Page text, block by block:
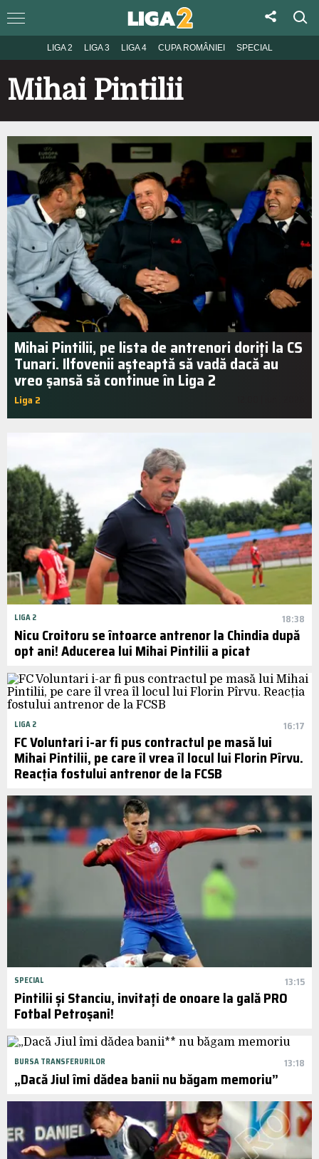
LIGA 2 LIGA 3 LIGA 4 CUPA ROMÂNIEI SPECIAL
Mihai Pintilii
Mihai Pintilii, pe lista de antrenori doriți la CS
Tunari. Ilfovenii așteaptă să vadă dacă au
vreo șansă să continue în Liga 2
Liga 2
LIGA 2 18:38
Nicu Croitoru se întoarce antrenor la Chindia după
opt ani! Aducerea lui Mihai Pintilii a picat
LIGA 2 16:17
FC Voluntari i-ar fi pus contractul pe masă lui
Mihai Pintilii, pe care îl vrea îl locul lui Florin Pîrvu.
Reacția fostului antrenor de la FCSB
SPECIAL 13:15
Pintilii și Stanciu, invitați de onoare la gală PRO
Fotbal Petroșani!
BURSA TRANSFERURILOR 13:18
„Dacă Jiul îmi dădea banii nu băgam memoriu”